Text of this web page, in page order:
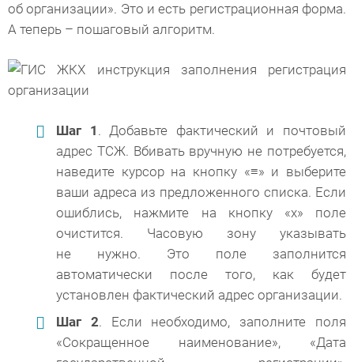
об организации». Это и есть регистрационная форма.
А теперь – пошаговый алгоритм.
Шаг 1 . Добавьте фактический и почтовый
адрес ТСЖ. Вбивать вручную не потребуется,
наведите курсор на кнопку «≡» и выберите
ваши адреса из предложенного списка. Если
ошиблись, нажмите на кнопку «х» поле
очистится. Часовую зону указывать
не нужно. Это поле заполнится
автоматически после того, как будет
установлен фактический адрес организации.
Шаг 2. Если необходимо, заполните поля
«Сокращенное наименование», «Дата